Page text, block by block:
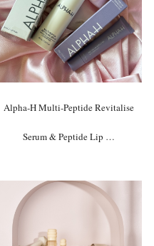
Alpha-H Multi-Peptide Revitalise
Serum & Peptide Lip …